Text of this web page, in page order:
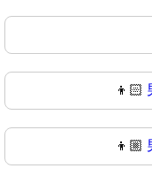
👦🏻
👦🏼